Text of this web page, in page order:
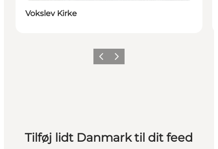
Vokslev Kirke
ForrigeNæste
Tilføj lidt Danmark til dit feed